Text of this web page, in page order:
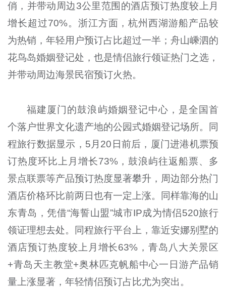
俏，并带动周边3公里范围的酒店预订热度较上月
增长超过70%。浙江方面，杭州西湖游船产品较
为热销，年轻用户预订占比超过一半；舟山嵊泗的
花鸟岛婚姻登记处，也是情侣旅行领证热门之选，
并带动周边海景民宿预订火热。
福建厦门的鼓浪屿婚姻登记中心，是全国首
个落户世界文化遗产地的公园式婚姻登记场所。同
程旅行数据显示，5月20日前后，厦门进港机票预
订热度环比上月增长73%，鼓浪屿往返船票、多
景点联票等产品预订热度显著攀升，周边部分热门
酒店价格环比前两日也有一定上涨。同样靠海的山
东青岛，凭借“海誓山盟”城市IP成为情侣520旅行
领证理想去处。同程旅行平台上，靠近安娜别墅的
酒店预订热度较上月增长63%，青岛八大关景区
+青岛天主教堂+奥林匹克帆船中心一日游产品销
量上涨显著，年轻情侣预订占比尤为突出。